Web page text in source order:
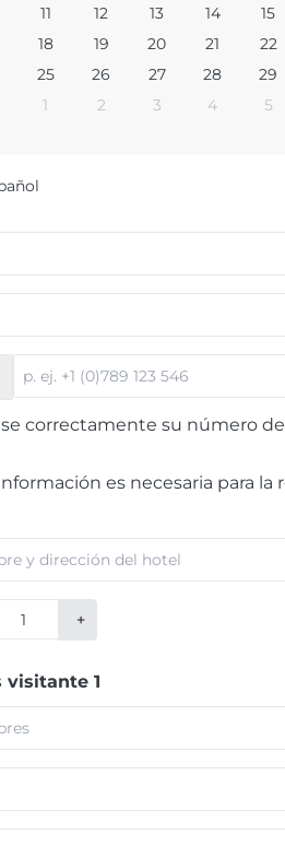
11 12 13 14 15
18 19 20 21 22
25 26 27 28 29
1 2 3 4 5
correctamente su número
es necesaria para
+
visitante 1